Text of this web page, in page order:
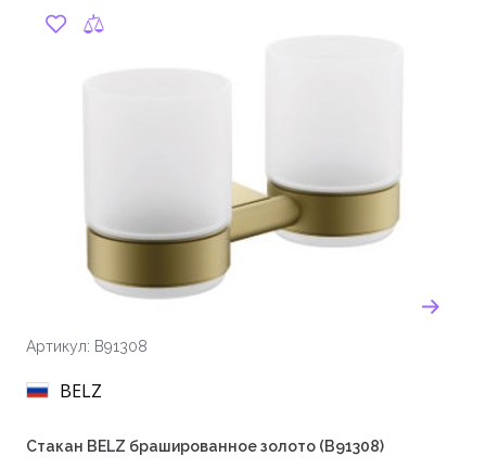
Артикул: B91308
BELZ
Стакан BELZ брашированное золото (B91308)